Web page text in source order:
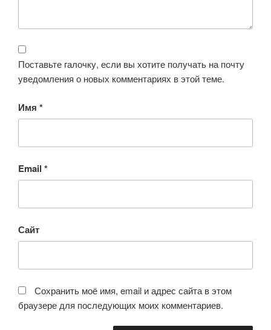
Поставьте галочку, если вы хотите получать на почту
уведомления о новых комментариях в этой теме.
Имя *
Email *
Сайт
Сохранить моё имя, email и адрес сайта в этом
браузере для последующих моих комментариев.